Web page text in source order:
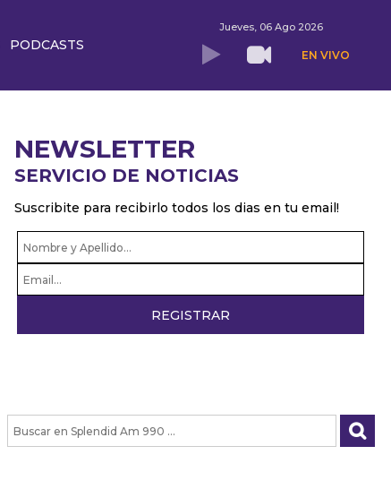
PODCASTS
Jueves, 06 Ago 2026
EN VIVO
NEWSLETTER
SERVICIO DE NOTICIAS
Suscribite para recibirlo todos los dias en tu email!